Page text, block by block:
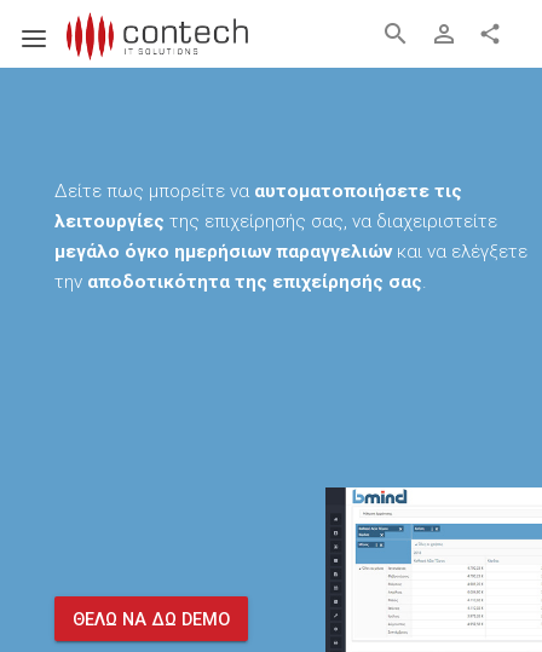
search person_outline share
Δείτε πως μπορείτε να αυτοματοποιήσετε τις
λειτουργίες της επιχείρησής σας, να διαχειριστείτε
μεγάλο όγκο ημερήσιων παραγγελιώνκαι να ελέγξετε
την αποδοτικότητα της επιχείρησής σας.
ΘΕΛΩ ΝΑ ΔΩ DEMO